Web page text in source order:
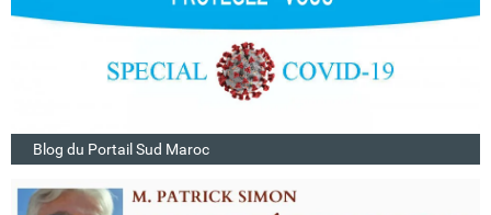
Blog du Portail Sud Maroc